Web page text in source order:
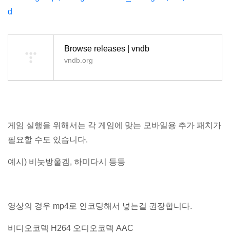
d
Browse releases | vndb
vndb.org
게임 실행을 위해서는 각 게임에 맞는 모바일용 추가 패치가
필요할 수도 있습니다.
예시) 비눗방울겜, 하미다시 등등
영상의 경우 mp4로 인코딩해서 넣는걸 권장합니다.
비디오코덱 H264 오디오코덱 AAC